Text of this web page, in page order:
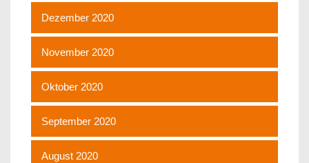
Dezember 2020
November 2020
Oktober 2020
September 2020
August 2020